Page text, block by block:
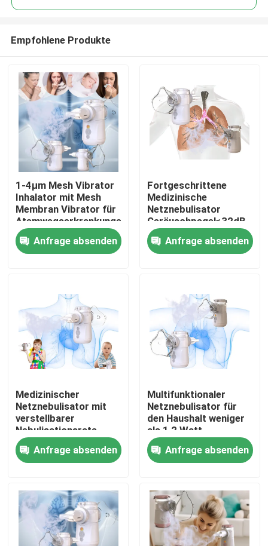
Haus
Produkte
Fabrik-Ausflug
Qualitätskontrolle
Kontakt US
Nachrichten
Fälle
Tragbarer Mesh Nebulizer
Mesh Nebulizer Machine
Empfohlene Produkte
1-4μm Mesh Vibrator
Inhalator mit Mesh
Membran Vibrator für
Atemwegserkrankungen
Anfrage absenden
Fortgeschrittene
Medizinische
Netznebulisator
Geräuschpegel≤32dB
Feinpartikel Inhalator
Keine Rückstände
Anfrage absenden
Medizinischer
Netznebulisator mit
verstellbarer
Nebulisationsrate
Anfrage absenden
Multifunktionaler
Netznebulisator für
den Haushalt weniger
als 1,2 Watt
Anfrage absenden